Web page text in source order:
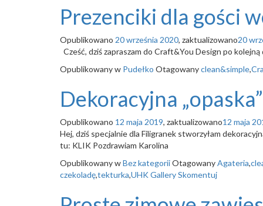
Prezenciki dla gości
Opublikowano 20 września 2020, zaktualizowano20
Cześć, dziś zapraszam do Craft&You Design po
Opublikowany w Pudełko Otagowanyclean&simple,
Dekoracyjna
Opublikowano 12 maja 2019, zaktualizowano12 maja
Hej, dziś specjalnie dla Filigranek stworzyłam
tu: KLIK Pozdrawiam Karolina
Opublikowany wBez kategoriiOtagowanyAgateria,
czekoladę,tekturka,UHK GallerySkomentuj